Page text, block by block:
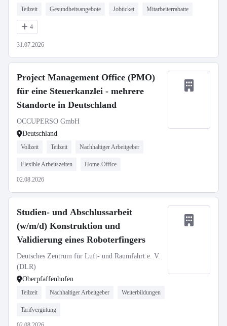
Teilzeit Gesundheitsangebote Jobticket Mitarbeiterrabatte
4
31.07.2026
Project Management Office (PMO)
für eine Steuerkanzlei - mehrere
Standorte in Deutschland
OCCUPERSO GmbH
Deutschland
Vollzeit Teilzeit Nachhaltiger Arbeitgeber
Flexible Arbeitszeiten Home-Office
02.08.2026
Studien- und Abschlussarbeit
(w/m/d) Konstruktion und
Validierung eines Roboterfingers
Deutsches Zentrum für Luft- und Raumfahrt e. V.
(DLR)
Oberpfaffenhofen
Teilzeit Nachhaltiger Arbeitgeber Weiterbildungen
Tarifvergütung